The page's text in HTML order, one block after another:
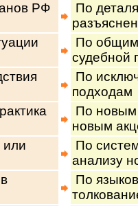
РФ
По
По общим
судебной
По
подходам
По новым
новым
или
По
анализу
По